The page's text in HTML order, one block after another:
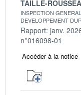
TAILLE-
INSPECTION
DEVELOPPEMENT
Rapport: janv.
n°016098-01
Accéder à la notice